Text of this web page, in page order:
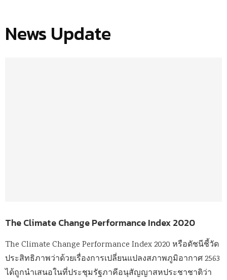
News Update
The Climate Change Performance Index 2020
The Climate Change Performance Index 2020 หรือดัชนีชี้วัด
ประสิทธิภาพว่าด้วยเรื่องการเปลี่ยนแปลงสภาพภูมิอากาศ 2563
ได้ถูกนำเสนอในที่ประชุมรัฐภาคีอนุสัญญาสหประชาชาติว่า